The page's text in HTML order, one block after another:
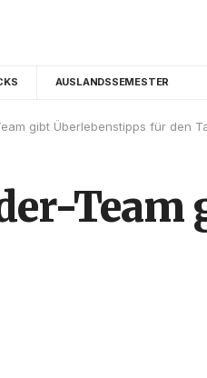
AUSLANDSSEMESTER
gibt Überlebenstipps für den